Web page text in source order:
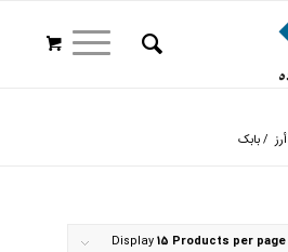
أرز / بابک
Display15 Products per page